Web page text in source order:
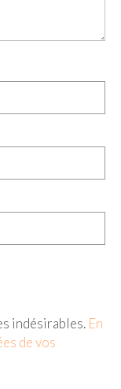
indésirables. En
de vos